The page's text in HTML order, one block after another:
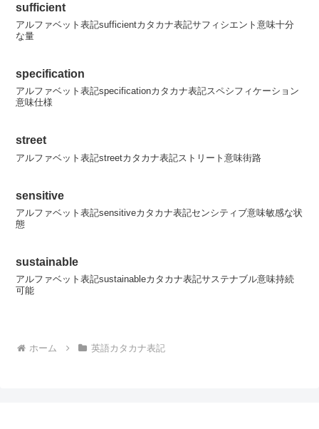
sufficient
アルファベット表記sufficientカタカナ表記サフィシエント意味十分
な量
specification
アルファベット表記specificationカタカナ表記スペシフィケーション
意味仕様
street
アルファベット表記streetカタカナ表記ストリート意味街路
sensitive
アルファベット表記sensitiveカタカナ表記センシティブ意味敏感な状
態
sustainable
アルファベット表記sustainableカタカナ表記サステナブル意味持続
可能
ホーム 英語カタカナ表記